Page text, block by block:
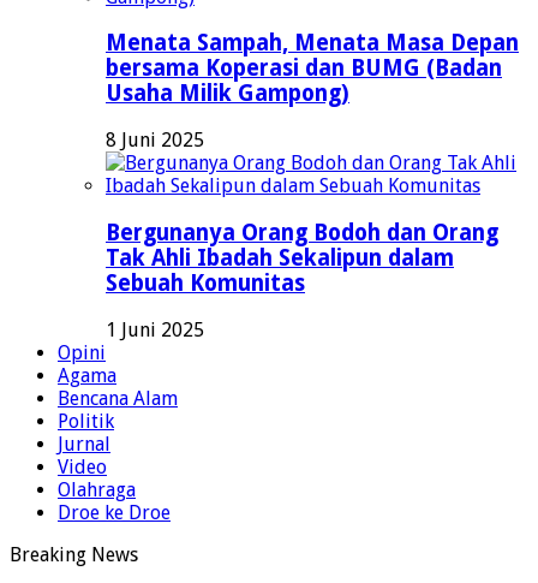
Menata Sampah, Menata Masa Depan
bersama Koperasi dan BUMG (Badan
Usaha Milik Gampong)
8 Juni 2025
Bergunanya Orang Bodoh dan Orang
Tak Ahli Ibadah Sekalipun dalam
Sebuah Komunitas
1 Juni 2025
Opini
Agama
Bencana Alam
Politik
Jurnal
Video
Olahraga
Droe ke Droe
Breaking News